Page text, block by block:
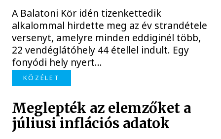
A Balatoni Kör idén tizenkettedik
alkalommal hirdette meg az év strandétele
versenyt, amelyre minden eddiginél több,
22 vendéglátóhely 44 étellel indult. Egy
fonyódi hely nyert...
KÖZÉLET
Meglepték az elemzőket a
júliusi inflációs adatok